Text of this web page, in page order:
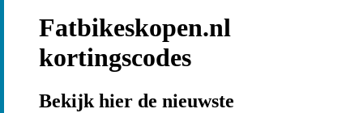
Fatbikeskopen.nl
kortingscodes
Bekijk hier de nieuwste